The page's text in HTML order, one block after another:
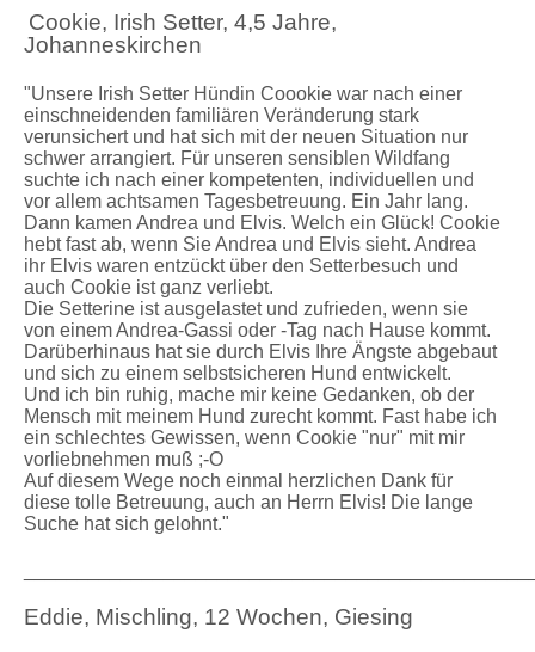
Cookie, Irish Setter, 4,5 Jahre,
Johanneskirchen
"Unsere Irish Setter Hündin Coookie war nach einer
einschneidenden familiären Veränderung stark
verunsichert und hat sich mit der neuen Situation nur
schwer arrangiert. Für unseren sensiblen Wildfang
suchte ich nach einer kompetenten, individuellen und
vor allem achtsamen Tagesbetreuung. Ein Jahr lang.
Dann kamen Andrea und Elvis. Welch ein Glück! Cookie
hebt fast ab, wenn Sie Andrea und Elvis sieht. Andrea
ihr Elvis waren entzückt über den Setterbesuch und
auch Cookie ist ganz verliebt.
Die Setterine ist ausgelastet und zufrieden, wenn sie
von einem Andrea-Gassi oder -Tag nach Hause kommt.
Darüberhinaus hat sie durch Elvis Ihre Ängste abgebaut
und sich zu einem selbstsicheren Hund entwickelt.
Und ich bin ruhig, mache mir keine Gedanken, ob der
Mensch mit meinem Hund zurecht kommt. Fast habe ich
ein schlechtes Gewissen, wenn Cookie "nur" mit mir
vorliebnehmen muß ;-O
Auf diesem Wege noch einmal herzlichen Dank für
diese tolle Betreuung, auch an Herrn Elvis! Die lange
Suche hat sich gelohnt."
Eddie, Mischling, 12 Wochen, Giesing